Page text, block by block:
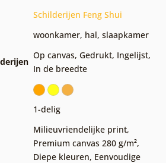
Schilderijen Feng Shui
woonkamer, hal, slaapkamer
Op canvas, Gedrukt, Ingelijst,
In de breedte
1-delig
Milieuvriendelijke print,
Premium canvas 280 g/m²,
Diepe kleuren, Eenvoudige